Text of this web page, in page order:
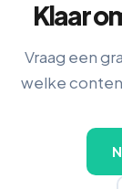
Klaar
Vraag een
welke